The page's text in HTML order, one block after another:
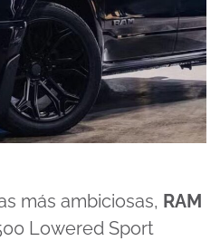
más ambiciosas, RAM
Lowered Sport